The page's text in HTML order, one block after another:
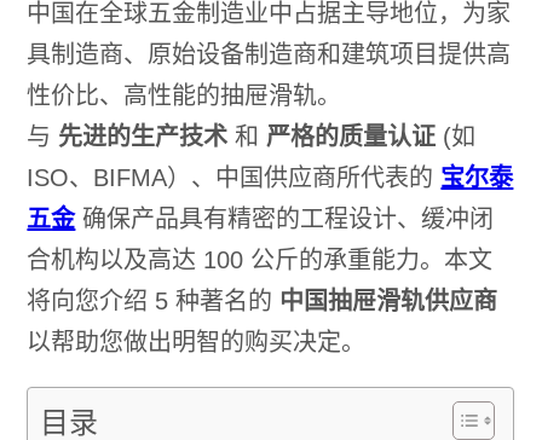
中国在全球五金制造业中占据主导地位，为家
具制造商、原始设备制造商和建筑项目提供高
性价比、高性能的抽屉滑轨。
与 先进的生产技术 和 严格的质量认证 (如
ISO、BIFMA）、中国供应商所代表的 宝尔泰
五金确保产品具有精密的工程设计、缓冲闭
合机构以及高达 100 公斤的承重能力。本文
将向您介绍 5 种著名的 中国抽屉滑轨供应商
以帮助您做出明智的购买决定。
目录